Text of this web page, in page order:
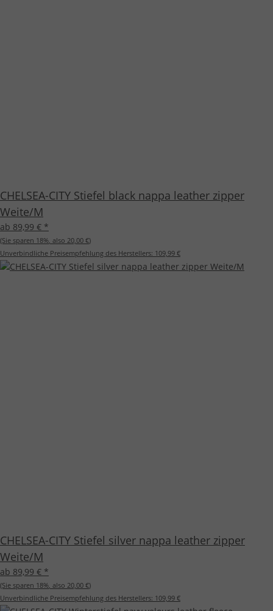
CHELSEA-CITY Stiefel black nappa leather zipper
Weite/M
ab 89,99 € *
(Sie sparen 18%, also 20,00 €)
Unverbindliche Preisempfehlung des Herstellers: 109,99 €
CHELSEA-CITY Stiefel silver nappa leather zipper
Weite/M
ab 89,99 € *
(Sie sparen 18%, also 20,00 €)
Unverbindliche Preisempfehlung des Herstellers: 109,99 €